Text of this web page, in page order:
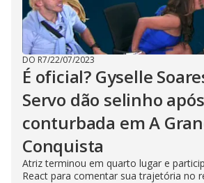
DO R7/22/07/2023
É oficial? Gyselle
Servo dão selinho
conturbada em A
Conquista
Atriz terminou em quarto lugar e
React para comentar sua trajetória no